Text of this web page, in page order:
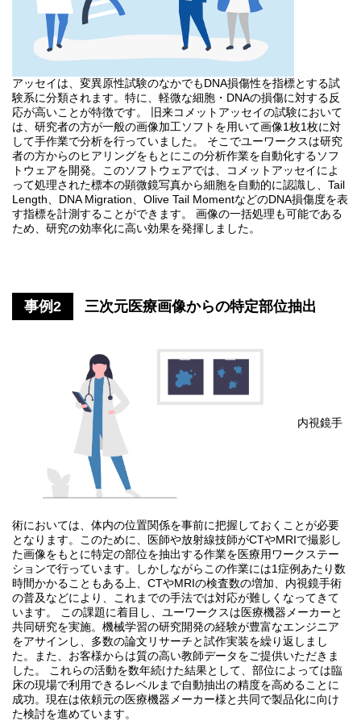
アッセイは、変異原性試験のなかでもDNA損傷性を指標とする試
験系に分類されます。特に、軽微な細胞・DNAの損傷に対する反
応が高いことが特徴です。 旧来コメットアッセイの試験において
は、研究者の方が一般の画像加工ソフトを用いて画像1枚1枚に対
して手作業で分析を行っていました。 そこでユーワークスは研究
者の方からのヒアリングをもとにこの分析作業を自動化するソフ
トウェアを開発。このソフトウェアでは、コメットアッセイによ
って処理された標本の顕微鏡写真から細胞を自動的に認識し、Tail
Length、DNA Migration、Olive Tail MomentなどのDNA損傷度を表
す指標を計測することができます。 画像の一括処理も可能である
ため、研究の効率化に高い効果を発揮しました。
事例2 三次元医療画像からの特定部位抽出
内視鏡手
術においては、体内の位置関係を事前に把握しておくことが必要
となります。このために、医師や放射線技師がCTやMRIで撮影し
た画像をもとに特定の部位を抽出する作業を医療用ワークステー
ションで行っています。しかしながらこの作業には1症例あたり数
時間かかることもある上、CTやMRIの検査数の増加、内視鏡手術
の普及などにより、これまでの手法では対応が難しくなってきて
います。 この課題に着目し、ユーワークスは医療機器メーカーと
共同研究を実施。機械学習の研究開発の経験が豊富なエンジニア
をアサインし、多数の論文リサーチと試作実装を繰り返しまし
た。また、お客様からは質の高い教師データをご提供いただきま
した。 これらの活動を数年続けた結果として、部位によっては臨
床の現場で利用できるレベルまで自動抽出の精度を高めることに
成功。現在は依頼元の医療機器メーカー様と共同で製品化に向け
た検討を進めています。